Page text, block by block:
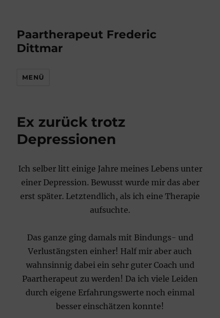
Paartherapeut Frederic
Dittmar
MENÜ
Ex zurück trotz
Depressionen
Ich selber litt einige Jahre meines Lebens unter
einer Depression. Bewusst wurde mir das aber
erst später. Letztendlich, als ich eine Therapie
aufsuchte.
Das ganze ging damals mit Bindungs- und
Verlustängsten einher! Half mir aber auch
wahnsinnig dabei ein sehr guter Coach und
Paartherapeut zu werden! Da ich viele Leiden
durch eigene Erfahrungswerte noch einmal
besser einschätzen konnte!